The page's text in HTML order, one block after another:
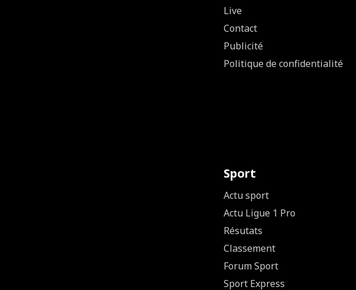
Live
Contact
Publicité
Politique de confidentialité
Sport
Actu sport
Actu Ligue 1 Pro
Résutats
Classement
Forum Sport
Sport Express